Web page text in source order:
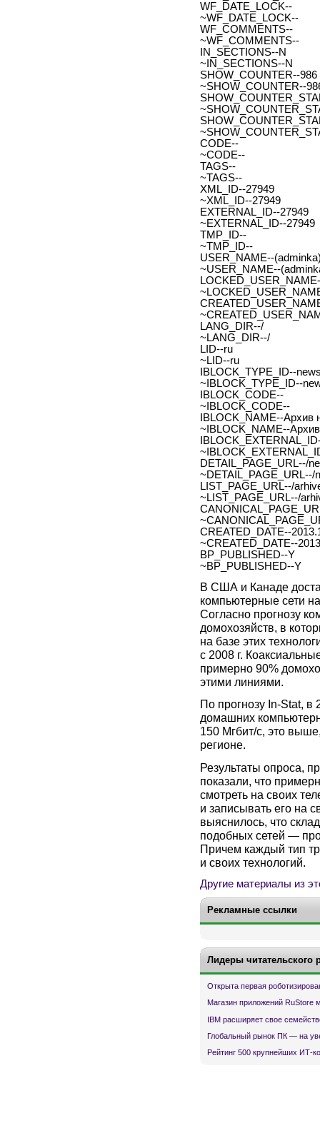
WF_DATE_LOCK--
~WF_DATE_LOCK--
WF_COMMENTS--
~WF_COMMENTS--
IN_SECTIONS--N
~IN_SECTIONS--N
SHOW_COUNTER--986
~SHOW_COUNTER--
CODE--
~CODE--
TAGS--
~TAGS--
XML_ID--27949
~XML_ID--27949
EXTERNAL_ID--27949
~EXTERNAL_ID--27949
TMP_ID--
~TMP_ID--
USER_NAME--
~USER_NAME--
LANG_DIR--/
~LANG_DIR--/
LID--ru
~LID--ru
IBLOCK_TYPE_ID--
~IBLOCK_TYPE_ID--
IBLOCK_CODE--
~IBLOCK_CODE--
IBLOCK_NAME--Архив
~IBLOCK_NAME--
DETAIL_PAGE_URL--/
~DETAIL_PAGE_URL--/
LIST_PAGE_URL--/
~LIST_PAGE_URL--/
CREATED_DATE--
~CREATED_DATE--
BP_PUBLISHED--Y
~BP_PUBLISHED--Y
В США и Канаде
компьютерные сети
Согласно прогнозу
домохозяйств, в
на базе этих
с 2008 г.
примерно 90%
этими линиями.
По прогнозу In-Stat, в
домашних
150 Мгбит/с, это
регионе.
Результаты опроса,
показали, что
смотреть на своих
и записывать его на
выяснилось, что
подобных сетей —
Причем каждый тип
и своих технологий.
Другие материалы из
Рекламные ссылки
Лидеры читательского
Открыта первая
Магазин приложений RuStore
IBM расширяет свое
Глобальный рынок ПК — на
Рейтинг 500 крупнейших ИТ-